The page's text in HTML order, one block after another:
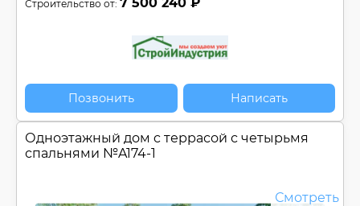
Строительство от:
Позвонить Написать
Одноэтажный дом c террасой с четырьмя
спальнями №A174-1
Смотреть